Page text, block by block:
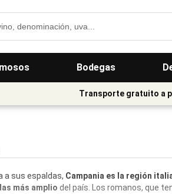
Bodegas
Transporte gratuito a
a sus espaldas, Campania es la región
más amplio del país. Los romanos, que